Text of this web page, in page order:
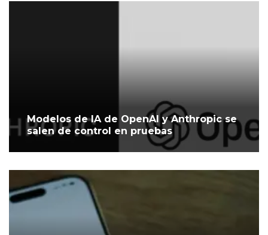
Modelos de IA de OpenAI y Anthropic se
salen de control en pruebas